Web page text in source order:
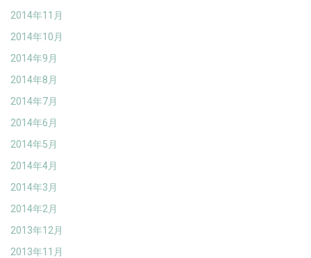
2014年11月
2014年10月
2014年9月
2014年8月
2014年7月
2014年6月
2014年5月
2014年4月
2014年3月
2014年2月
2013年12月
2013年11月